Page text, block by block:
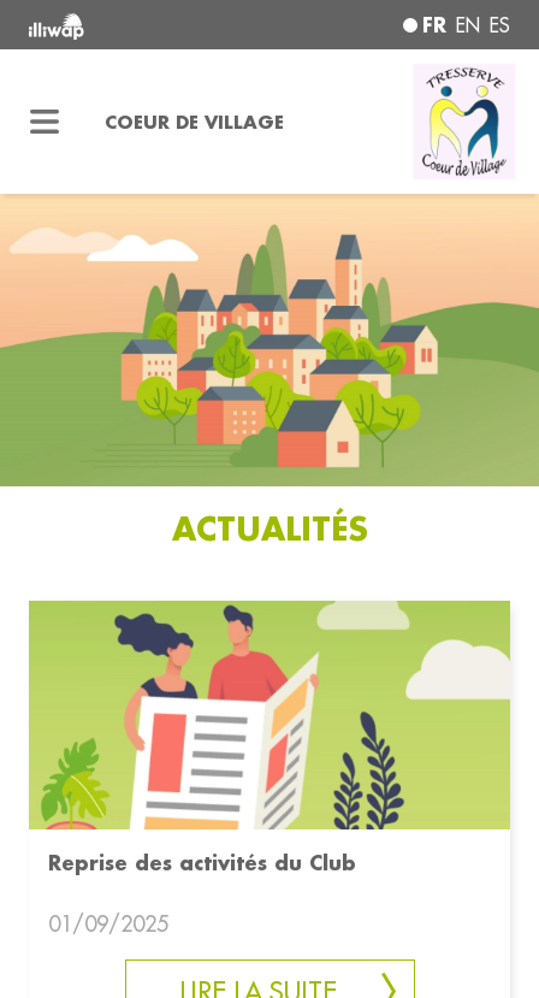
FR EN ES
COEUR DE VILLAGE
ACTUALITÉS
Reprise des activités du Club
01/09/2025